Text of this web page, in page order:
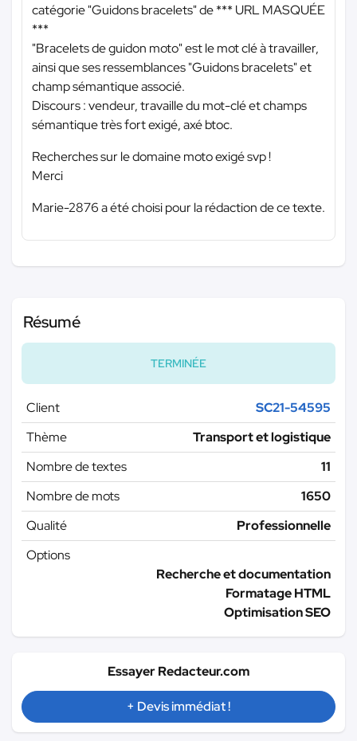
catégorie "Guidons bracelets" de*** URL MASQUÉE
***
"Bracelets de guidon moto" est le mot clé à travailler,
ainsi que ses ressemblances "Guidons bracelets" et
champ sémantique associé.
Discours : vendeur, travaille du mot-clé et champs
sémantique très fort exigé, axé btoc.
Recherches sur le domaine moto exigé svp !
Merci
Marie-2876 a été choisi pour la rédaction de ce texte.
Résumé
TERMINÉE
Client
SC21-54595
Thème
Transport et logistique
Nombre de textes
11
Nombre de mots
1650
Qualité
Professionnelle
Options
Recherche et documentation
Formatage HTML
Optimisation SEO
Essayer Redacteur.com
+ Devis immédiat !